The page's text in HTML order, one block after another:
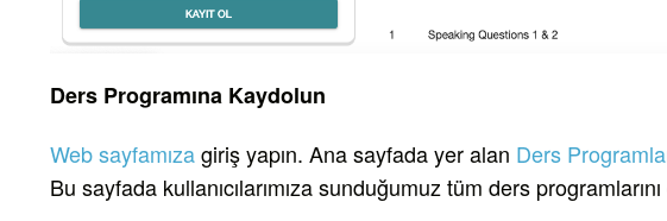
Ders Programına Kaydolun
Web sayfamızagiriş yapın. Ana sayfada yer alan Ders
Bu sayfada kullanıcılarımıza sunduğumuz tüm ders